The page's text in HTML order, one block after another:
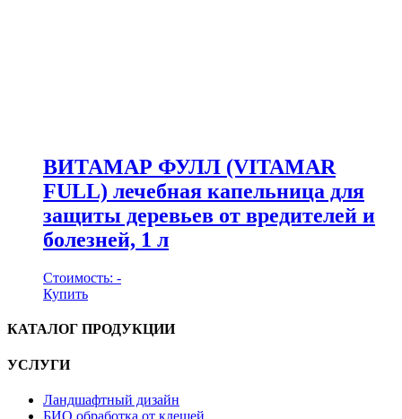
ВИТАМАР ФУЛЛ (VITAMAR
FULL) лечебная капельница для
защиты деревьев от вредителей и
болезней, 1 л
Стоимость: -
Купить
КАТАЛОГ ПРОДУКЦИИ
УСЛУГИ
Ландшафтный дизайн
БИО обработка от клещей